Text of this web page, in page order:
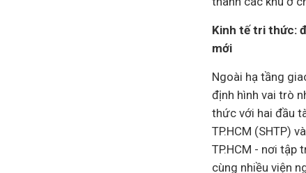
Kinh tế tri thức:
mới
Ngoài hạ tầng
định hình vai trò
thức với hai đầu
TP.HCM (SHTP)
TP.HCM - nơi tập
cùng nhiều viện